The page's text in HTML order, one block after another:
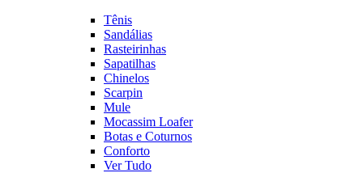
Tênis
Sandálias
Rasteirinhas
Sapatilhas
Chinelos
Scarpin
Mule
Mocassim Loafer
Botas e Coturnos
Conforto
Ver Tudo